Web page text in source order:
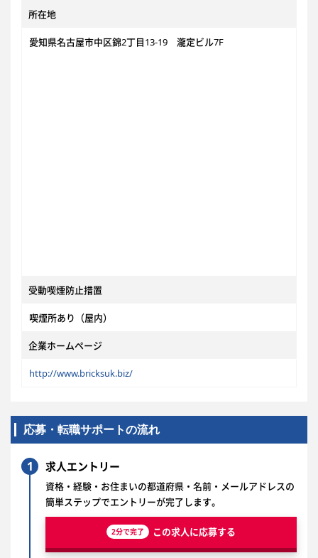
所在地
愛知県名古屋市中区錦2丁目13-19 瀧定ビル7F
受動喫煙防止措置
喫煙所あり（屋内）
企業ホームページ
http://www.bricksuk.biz/
応募・転職サポートの流れ
1 求人エントリー
資格・経験・お住まいの都道府県・名前・メールアドレスの
簡単ステップでエントリーが完了します。
2分で完了 この求人に応募する